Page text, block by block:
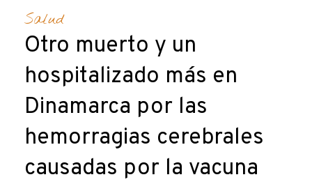
Salud
Otro muerto y un
hospitalizado más en
Dinamarca por las
hemorragias cerebrales
causadas por la vacuna